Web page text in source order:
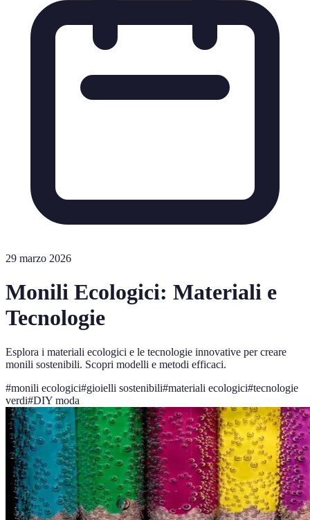
29 marzo 2026
Monili Ecologici: Materiali e
Tecnologie
Esplora i materiali ecologici e le tecnologie innovative per creare
monili sostenibili. Scopri modelli e metodi efficaci.
#monili ecologici#gioielli sostenibili#materiali ecologici#tecnologie
verdi#DIY moda